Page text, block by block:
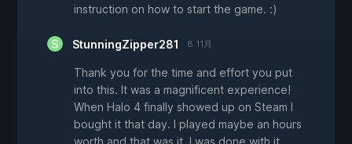
instruction on how to start the game. :)
StunningZipper281 8 11月
Thank you for the time and effort you put
into this. It was a magnificent experience!
When Halo 4 finally showed up on Steam I
bought it that day. I played maybe an hours